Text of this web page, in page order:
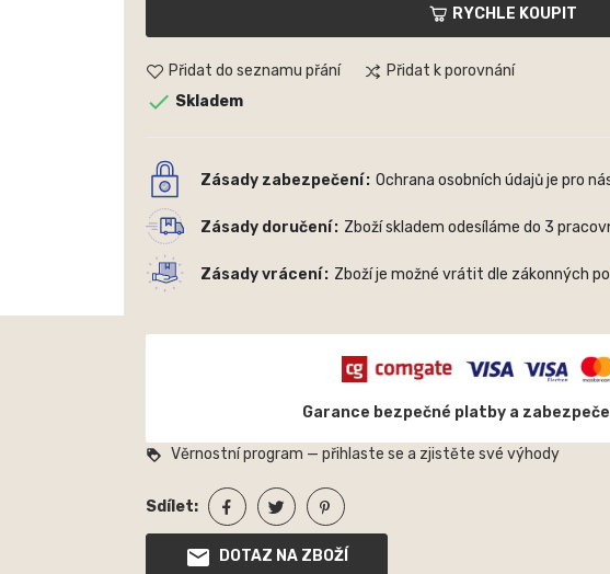
RYCHLE KOUPIT
Přidat do seznamu přání Přidat k porovnání
 Skladem
Zásady zabezpečení Ochrana osobních údajů je pro
Zásady doručení Zboží skladem odesíláme do 3
Zásady vrácení Zboží je možné vrátit dle zákonných
Garance bezpečné platby a
loyalty Věrnostní program — přihlaste se a zjistěte své výhody
Sdílet:
DOTAZ NA ZBOŽÍ